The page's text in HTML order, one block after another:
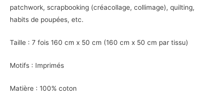
patchwork, scrapbooking (créacollage, collimage), quilting,
habits de poupées, etc.
Taille : 7 fois 160 cm x 50 cm (160 cm x 50 cm par tissu)
Motifs : Imprimés
Matière : 100% coton